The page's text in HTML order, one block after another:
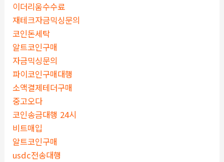
이더리움수수료
재테크자금믹싱문의
코인돈세탁
알트코인구매
자금믹싱문의
파이코인구매대행
소액결제테더구매
중고오다
코인송금대행 24시
비트매입
알트코인구매
usdc전송대행